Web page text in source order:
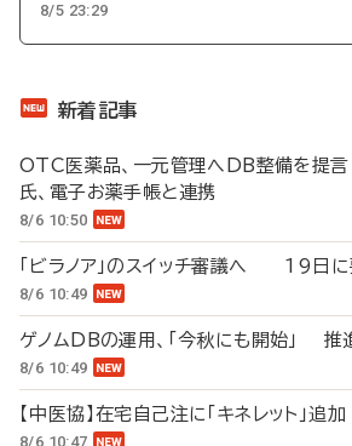
8/5 23:29
新着記事
OTC医薬品、一元管理へDB整備を提
氏、電子お薬手帳と連携
8/6 10:50
「ビラノア」のスイッチ審議へ 19日に
8/6 10:49
ゲノムDBの運用、「今秋にも開始」 推
8/6 10:49
【中医協】在宅自己注に「キネレット」追
8/6 10:47